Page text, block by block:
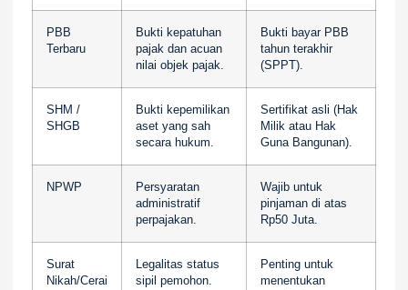
PBB
Terbaru
Bukti kepatuhan
pajak dan acuan
nilai objek pajak.
Bukti bayar PBB
tahun terakhir
(SPPT).
SHM /
SHGB
Bukti kepemilikan
aset yang sah
secara hukum.
Sertifikat asli (Hak
Milik atau Hak
Guna Bangunan).
NPWP
Persyaratan
administratif
perpajakan.
Wajib untuk
pinjaman di atas
Rp50 Juta.
Surat
Nikah/Cerai
Legalitas status
sipil pemohon.
Penting untuk
menentukan